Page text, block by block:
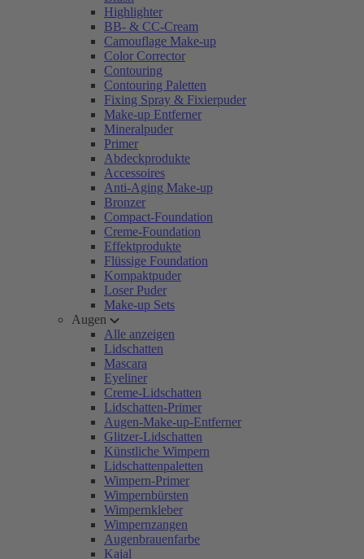
Highlighter
BB- & CC-Cream
Camouflage Make-up
Color Corrector
Contouring
Contouring Paletten
Fixing Spray & Fixierpuder
Make-up Entferner
Mineralpuder
Primer
Abdeckprodukte
Accessoires
Anti-Aging Make-up
Bronzer
Compact-Foundation
Creme-Foundation
Effektprodukte
Flüssige Foundation
Kompaktpuder
Loser Puder
Make-up Sets
Augen
Alle anzeigen
Lidschatten
Mascara
Eyeliner
Creme-Lidschatten
Lidschatten-Primer
Augen-Make-up-Entferner
Glitzer-Lidschatten
Künstliche Wimpern
Lidschattenpaletten
Wimpern-Primer
Wimpernbürsten
Wimpernkleber
Wimpernzangen
Augenbrauenfarbe
Kajal